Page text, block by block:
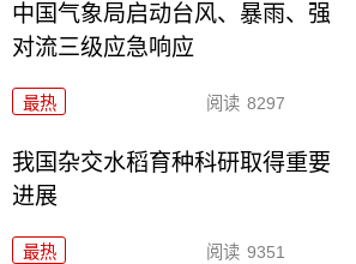
中国气象局启动台风、暴雨、强
对流三级应急响应
最热 阅读 8297
我国杂交水稻育种科研取得重要
进展
最热 阅读 9351